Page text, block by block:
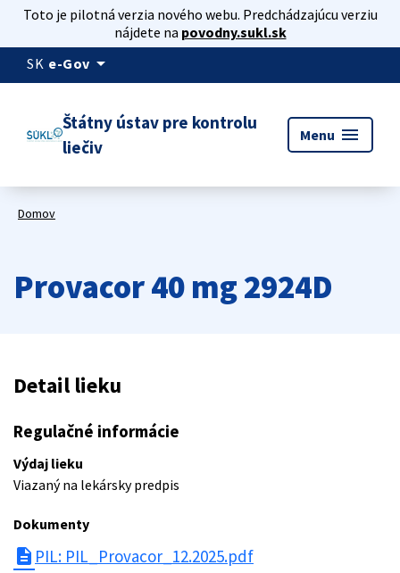
Toto je pilotná verzia nového webu. Predchádzajúcu verziu
nájdete na povodny.sukl.sk
SK e-Gov arrow_drop_down
Štátny ústav pre kontrolu
liečiv
Menu menu
Domov
Provacor 40 mg 2924D
Detail lieku
Regulačné informácie
Výdaj lieku
Viazaný na lekársky predpis
Dokumenty
description PIL: PIL_Provacor_12.2025.pdf